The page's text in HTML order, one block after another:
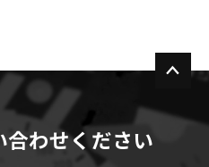
合わせください